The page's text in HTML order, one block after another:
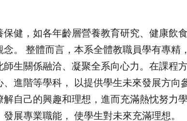
健，如各年齡層營養教育研究、健康飲
。 整體而言，本系全體教職員學有專精
生關係融洽、凝聚全系向心力。在課程
進階等學科， 以提供學生未來發展方向
自己的興趣和理想，進而充滿熱忱努力學
展專業職能， 使學生對未來充滿理想。